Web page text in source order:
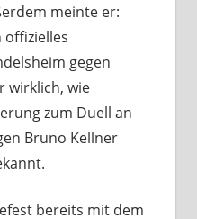
meinte er:
offizielles
gegen
wirklich, wie
zum Duell an
Bruno Kellner
bereits mit dem